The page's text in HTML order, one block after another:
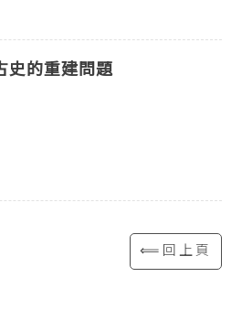
史的重建問題
⟸回上頁